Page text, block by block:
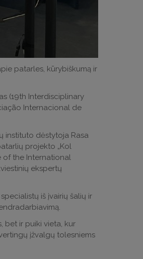
patarles, kūrybiškumą ir
(19th Interdisciplinary
Internacional de
instituto dėstytoja Rasa
projekto „Kol
of the International
ekspertų
iš įvairių šalių ir
bet ir puiki vieta, kur
įžvalgų tolesniems